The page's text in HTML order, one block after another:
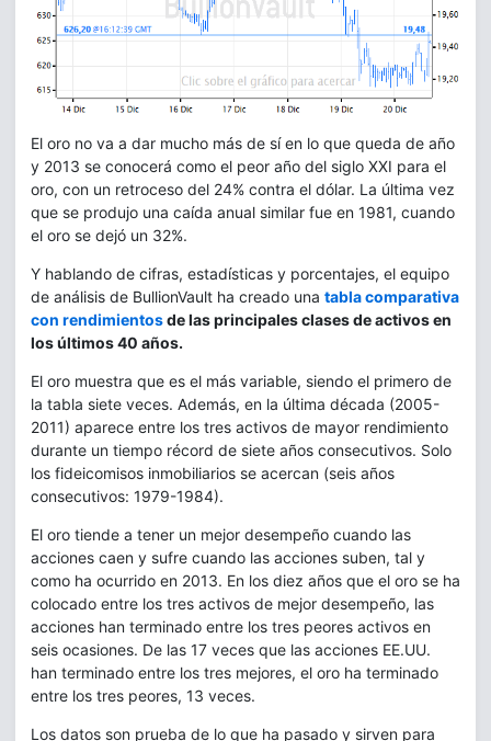
El oro no va a dar mucho más de sí en lo que queda de año
y 2013 se conocerá como el peor año del siglo XXI para el
oro, con un retroceso del 24% contra el dólar. La última vez
que se produjo una caída anual similar fue en 1981, cuando
el oro se dejó un 32%.
Y hablando de cifras, estadísticas y porcentajes, el equipo
de análisis de BullionVault ha creado una tabla comparativa
con rendimientosde las principales clases de activos en
los últimos 40 años.
El oro muestra que es el más variable, siendo el primero de
la tabla siete veces. Además, en la última década (2005-
2011) aparece entre los tres activos de mayor rendimiento
durante un tiempo récord de siete años consecutivos. Solo
los fideicomisos inmobiliarios se acercan (seis años
consecutivos: 1979-1984).
El oro tiende a tener un mejor desempeño cuando las
acciones caen y sufre cuando las acciones suben, tal y
como ha ocurrido en 2013. En los diez años que el oro se ha
colocado entre los tres activos de mejor desempeño, las
acciones han terminado entre los tres peores activos en
seis ocasiones. De las 17 veces que las acciones EE.UU.
han terminado entre los tres mejores, el oro ha terminado
entre los tres peores, 13 veces.
Los datos son prueba de lo que ha pasado y sirven para